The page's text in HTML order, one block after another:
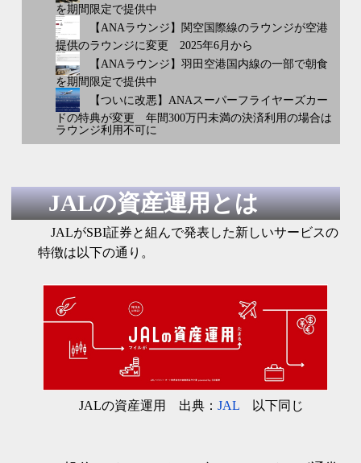
を期間限定で提供中
【ANAラウンジ】関空国際線のラウンジが空港
提供のラウンジに変更 2025年6月から
【ANAラウンジ】羽田空港国内線の一部で朝食
を期間限定で提供中
【ついに改悪】ANAスーパーフライヤーズカー
ドの特典が変更 年間300万円未満の決済利用の場合は
ラウンジ利用不可に
JALの資産運用とは
JALがSBI証券と組んで発表した新しいサービスの
特徴は以下の通り。
JALの資産運用 出典：JAL 以下同じ